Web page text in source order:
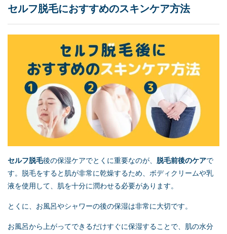
セルフ脱毛におすすめのスキンケア方法
セルフ脱毛後の保湿ケアでとくに重要なのが、 脱毛前後のケアで
す。脱毛をすると肌が非常に乾燥するため、ボディクリームや乳
液を使用して、肌を十分に潤わせる必要があります。
とくに、お風呂やシャワーの後の保湿は非常に大切です。
お風呂から上がってできるだけすぐに保湿することで、肌の水分